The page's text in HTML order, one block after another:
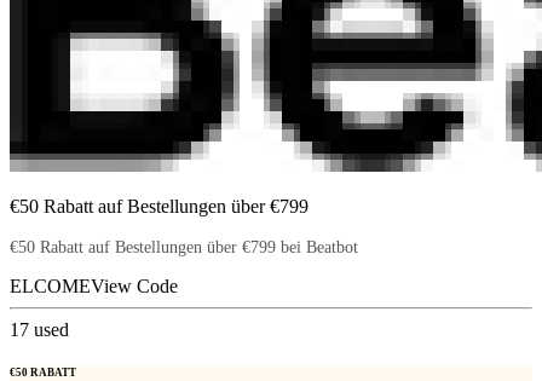
€50 Rabatt auf Bestellungen über €799
€50 Rabatt auf Bestellungen über €799 bei Beatbot
ELCOMEView Code
17 used
€50 RABATT